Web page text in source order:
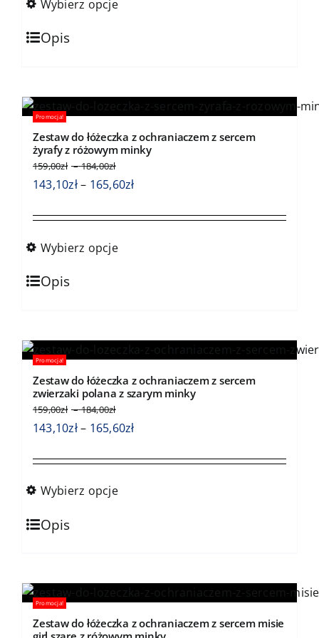
Wybierz opcje
Ten
produkt
wariantów.
Opcje
można
wybrać
na
produktu
Opis
Promocja!
Zestaw do łóżeczka z ochraniaczem z sercem
żyrafy z różowym minky
159,00zł –184,00zł
cen:
143,10zł– 165,60złZakres
od
Wybierz opcje
Ten
produkt
wariantów.
Opcje
można
wybrać
na
produktu
Opis
Promocja!
Zestaw do łóżeczka z ochraniaczem z sercem
zwierzaki polana z szarym minky
159,00zł –184,00zł
cen:
143,10zł– 165,60złZakres
od
Wybierz opcje
Ten
produkt
wariantów.
Opcje
można
Opis
Promocja!
Zestaw do łóżeczka z ochraniaczem z sercem misie